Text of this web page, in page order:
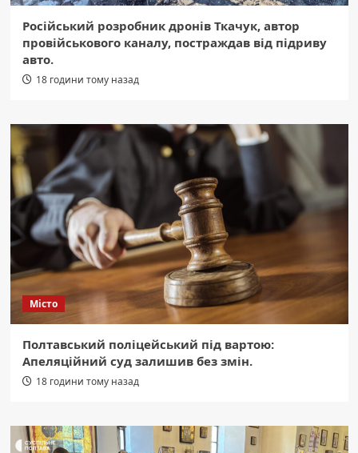
Російський розробник дронів Ткачук, автор
провійськового каналу, постраждав від підриву
авто.
18 години тому назад
Місто
Полтавський поліцейський під вартою:
Апеляційний суд залишив без змін.
18 години тому назад